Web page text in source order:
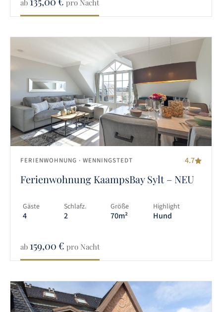
ab pro Nacht
FERIENWOHNUNG · WENNINGSTEDT 4.7
Ferienwohnung KaampsBay Sylt – NEU
Gäste
4
Schlafz.
2
Größe
70m²
Highlight
Hund
ab 159,00€ pro Nacht